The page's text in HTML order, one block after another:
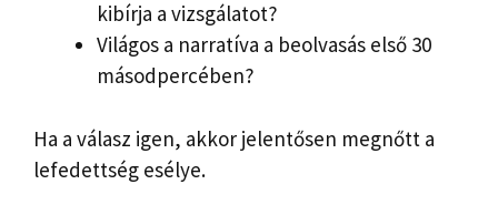
kibírja a vizsgálatot?
Világos a narratíva a beolvasás első 30
másodpercében?
Ha a válasz igen, akkor jelentősen megnőtt a
lefedettség esélye.